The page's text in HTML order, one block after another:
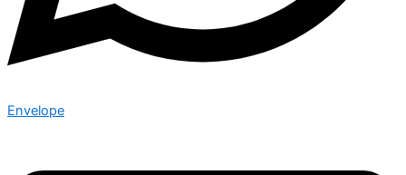
Envelope